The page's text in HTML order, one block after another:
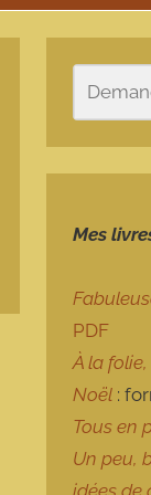
Mes
PDF
À la
Noël :
Tous en
Un peu,